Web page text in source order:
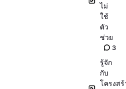
ไม่
ใช้
ตัว
ช่วย
3
รู้จัก
กับ
โครงสร้